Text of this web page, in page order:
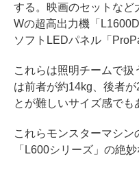
する。映画のセットなど
Wの超高出力機「
ソフトLEDパネル「
これらは照明チームで
は前者が約14kg、後者
とが難しいサイズ感でも
これらモンスターマシ
「L600シリーズ」の絶